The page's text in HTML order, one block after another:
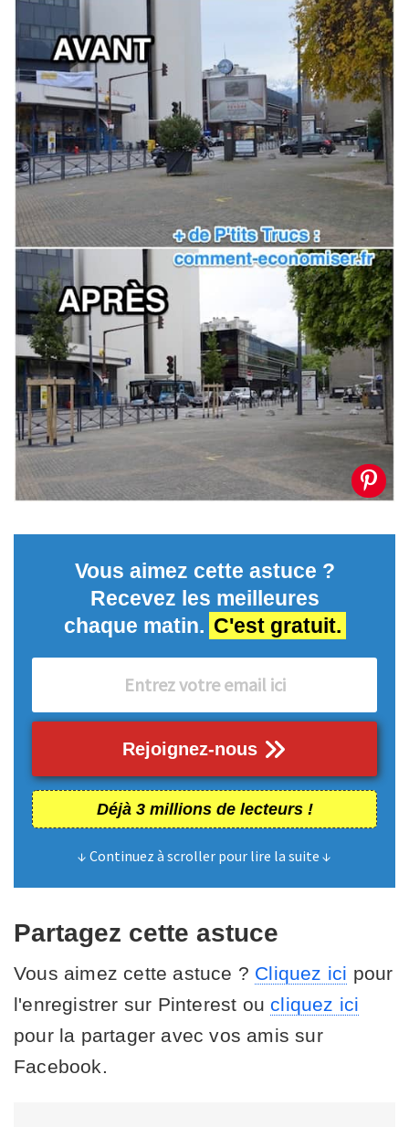
Vous aimez cette astuce ?
Recevez les meilleures
chaque matin. C'est gratuit.
Rejoignez-nous
Déjà 3 millions de lecteurs !
↓ Continuez à scroller pour lire la suite ↓
Partagez cette astuce
Vous aimez cette astuce ? Cliquez ici pour
l'enregistrer sur Pinterest ou cliquez ici
pour la partager avec vos amis sur
Facebook.